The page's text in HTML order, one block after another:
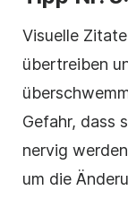
Visuelle
übertreiben
Gefahr, dass
nervig
um die